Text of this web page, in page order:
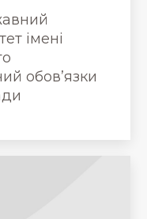
імені
обовʼязки